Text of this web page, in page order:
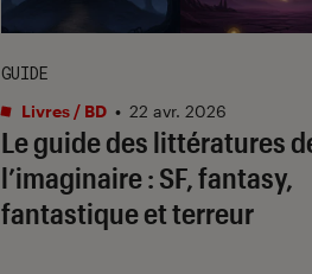
Le guide des littératures
l’imaginaire : SF, fantasy,
fantastique et terreur
GUIDE
Livres / BD • 22 avr. 2026